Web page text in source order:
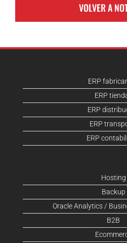
VOLVER A
ERP
ERP
ERP
ERP
ERP
Hosting
Backup
Oracle Analytics /
B2B